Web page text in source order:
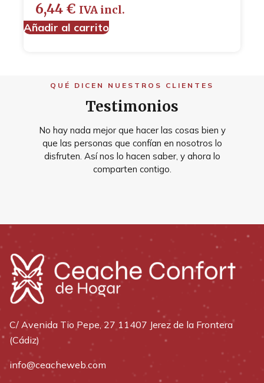
6,44 € IVA incl.
Añadir al carrito
QUÉ DICEN NUESTROS CLIENTES
Testimonios
No hay nada mejor que hacer las cosas bien y
que las personas que confían en nosotros lo
disfruten. Así nos lo hacen saber, y ahora lo
comparten contigo.
C/ Avenida Tio Pepe, 27 11407 Jerez de la Frontera
(Cádiz)
info@ceacheweb.com